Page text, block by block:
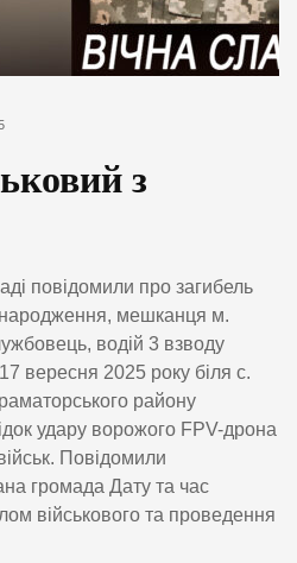
з
повідомили про загибель
мешканця м.
водій 3 взводу
вересня 2025 року біля с.
району
удару ворожого FPV-дрона
Повідомили
громада Дату та час
військового та проведення